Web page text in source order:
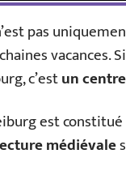
pas
c’estun
est
médiévale